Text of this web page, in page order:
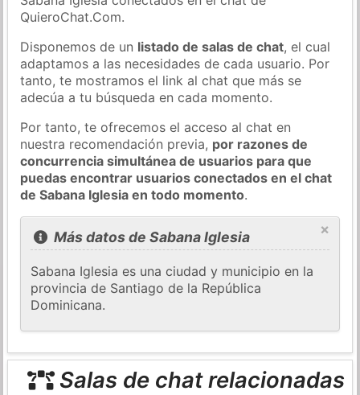
QuieroChat.Com.
Disponemos de un listado de salas de chat, el cual
adaptamos a las necesidades de cada usuario. Por
tanto, te mostramos el link al chat que más se
adecúa a tu búsqueda en cada momento.
Por tanto, te ofrecemos el acceso al chat en
nuestra recomendación previa, por razones de
concurrencia simultánea de usuarios para que
puedas encontrar usuarios conectados en el chat
de Sabana Iglesia en todo momento.
×
Más datos de Sabana Iglesia
Sabana Iglesia es una ciudad y municipio en la
provincia de Santiago de la República
Dominicana.
Salas de chat relacionadas